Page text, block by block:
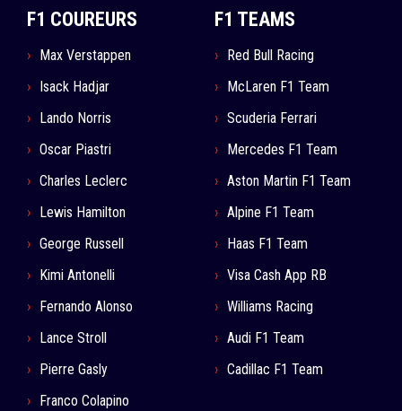
F1 COUREURS
Max Verstappen
Isack Hadjar
Lando Norris
Oscar Piastri
Charles Leclerc
Lewis Hamilton
George Russell
Kimi Antonelli
Fernando Alonso
Lance Stroll
Pierre Gasly
Franco Colapino
F1 TEAMS
Red Bull Racing
McLaren F1 Team
Scuderia Ferrari
Mercedes F1 Team
Aston Martin F1 Team
Alpine F1 Team
Haas F1 Team
Visa Cash App RB
Williams Racing
Audi F1 Team
Cadillac F1 Team